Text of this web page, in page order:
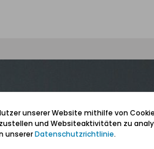
unserer Website mithilfe von
und Websiteaktivitäten zu
unsererDatenschutzrichtlinie.